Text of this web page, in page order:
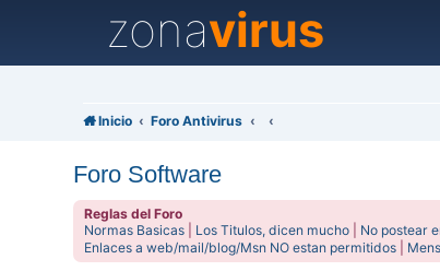
zonavirus
Inicio Foro Antivirus
Foro Software
Reglas del Foro
Normas Basicas
Los Titulos, dicen mucho No postear
Enlaces a web/mail/blog/Msn NO estan permitidos